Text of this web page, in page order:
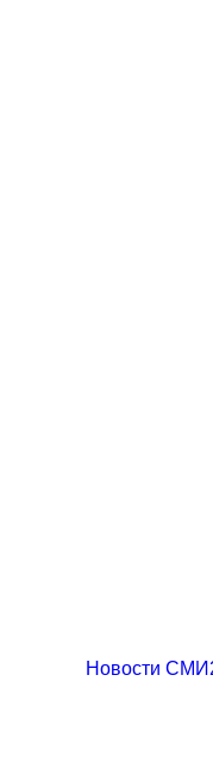
Новости